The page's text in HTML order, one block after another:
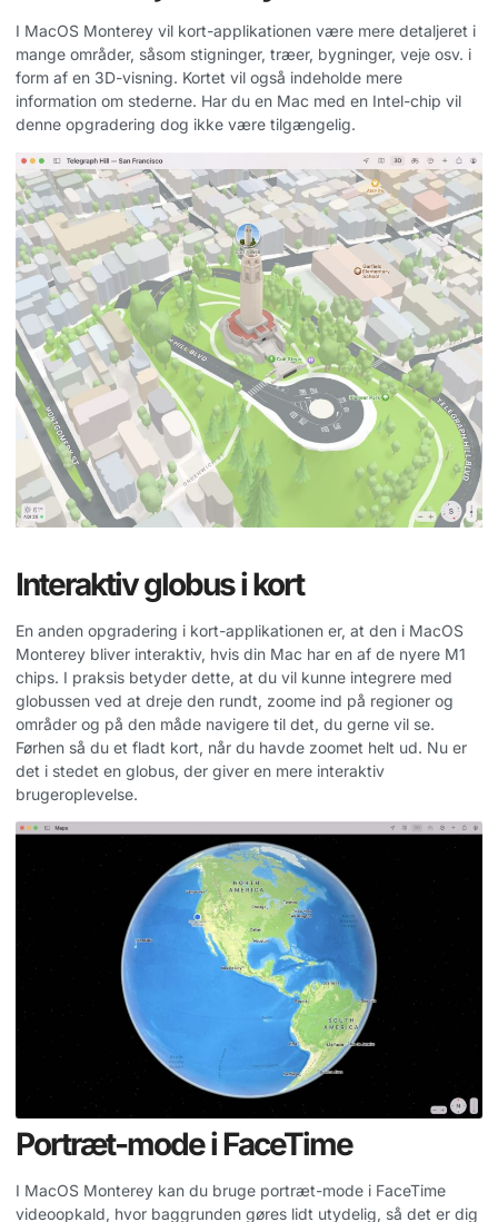
I MacOS Monterey vil kort-applikationen være mere detaljeret i
mange områder, såsom stigninger, træer, bygninger, veje osv. i
form af en 3D-visning. Kortet vil også indeholde mere
information om stederne. Har du en Mac med en Intel-chip vil
denne opgradering dog ikke være tilgængelig.
Interaktiv globus i kort
En anden opgradering i kort-applikationen er, at den i MacOS
Monterey bliver interaktiv, hvis din Mac har en af de nyere M1
chips. I praksis betyder dette, at du vil kunne integrere med
globussen ved at dreje den rundt, zoome ind på regioner og
områder og på den måde navigere til det, du gerne vil se.
Førhen så du et fladt kort, når du havde zoomet helt ud. Nu er
det i stedet en globus, der giver en mere interaktiv
brugeroplevelse.
Portræt-mode i FaceTime
I MacOS Monterey kan du bruge portræt-mode i FaceTime
videoopkald, hvor baggrunden gøres lidt utydelig, så det er dig